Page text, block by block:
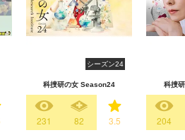
シーズン24
科捜研の女 Season24
231 82 3.5
科捜
204